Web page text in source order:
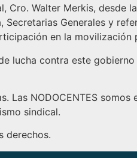
Cro. Walter Merkis, desde
Generales y
en la movilización
lucha contra este
Las NODOCENTES
sindical.
derechos.